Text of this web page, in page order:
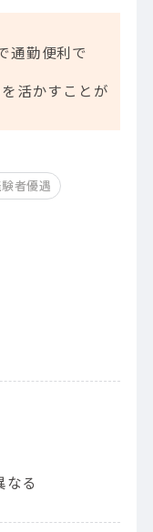
通勤便利で
活かすことが
者優遇
なる